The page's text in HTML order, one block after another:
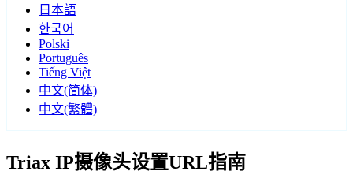
日本語
한국어
Polski
Português
Tiếng Việt
中文(简体)
中文(繁體)
Triax IP摄像头设置URL指南